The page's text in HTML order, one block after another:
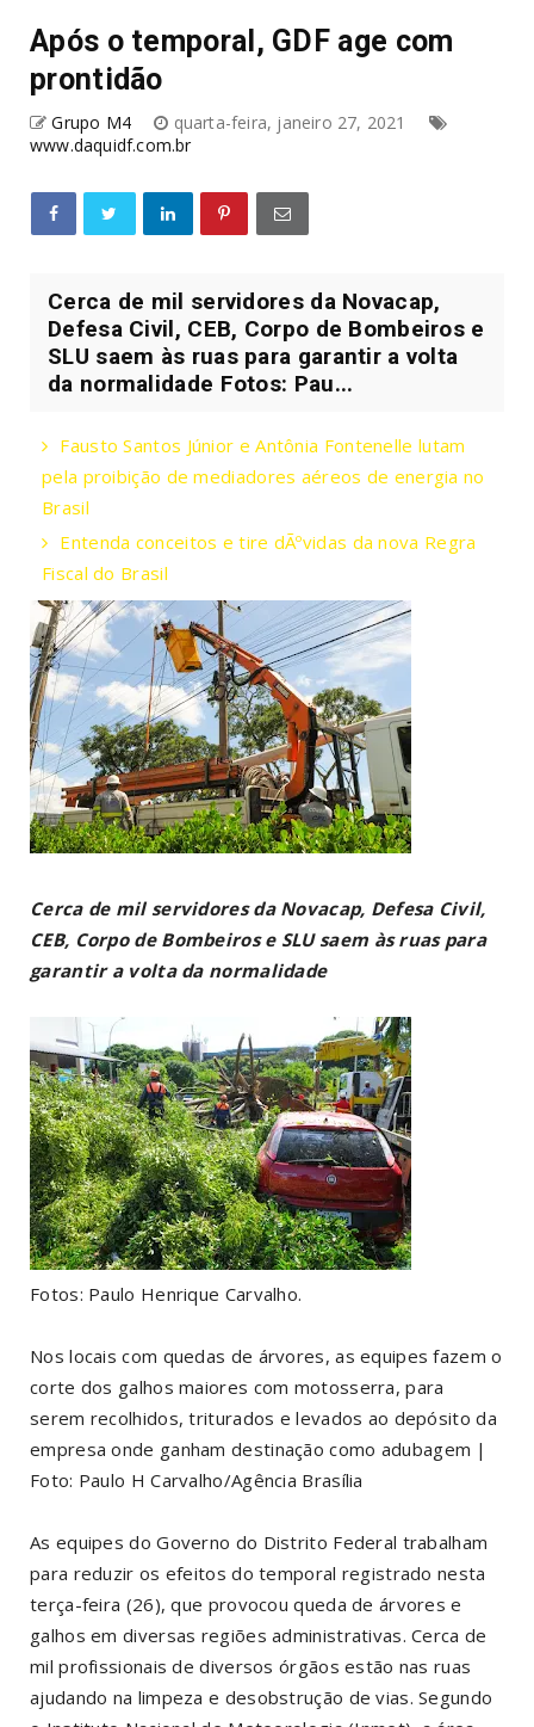
Após o temporal, GDF age com
prontidão
Grupo M4
quarta-feira, janeiro 27, 2021
www.daquidf.com.br
Cerca de mil servidores da Novacap,
Defesa Civil, CEB, Corpo de Bombeiros e
SLU saem às ruas para garantir a volta
da normalidade Fotos: Pau...
Fausto Santos Júnior e Antônia Fontenelle lutam
pela proibição de mediadores aéreos de energia no
Brasil
Entenda conceitos e tire dÃºvidas da nova Regra
Fiscal do Brasil
Cerca de mil servidores da Novacap, Defesa Civil,
CEB, Corpo de Bombeiros e SLU saem às ruas para
garantir a volta da normalidade
Fotos: Paulo Henrique Carvalho.
Nos locais com quedas de árvores, as equipes fazem o
corte dos galhos maiores com motosserra, para
serem recolhidos, triturados e levados ao depósito da
empresa onde ganham destinação como adubagem |
Foto: Paulo H Carvalho/Agência Brasília
As equipes do Governo do Distrito Federal trabalham
para reduzir os efeitos do temporal registrado nesta
terça-feira (26), que provocou queda de árvores e
galhos em diversas regiões administrativas. Cerca de
mil profissionais de diversos órgãos estão nas ruas
ajudando na limpeza e desobstrução de vias. Segundo